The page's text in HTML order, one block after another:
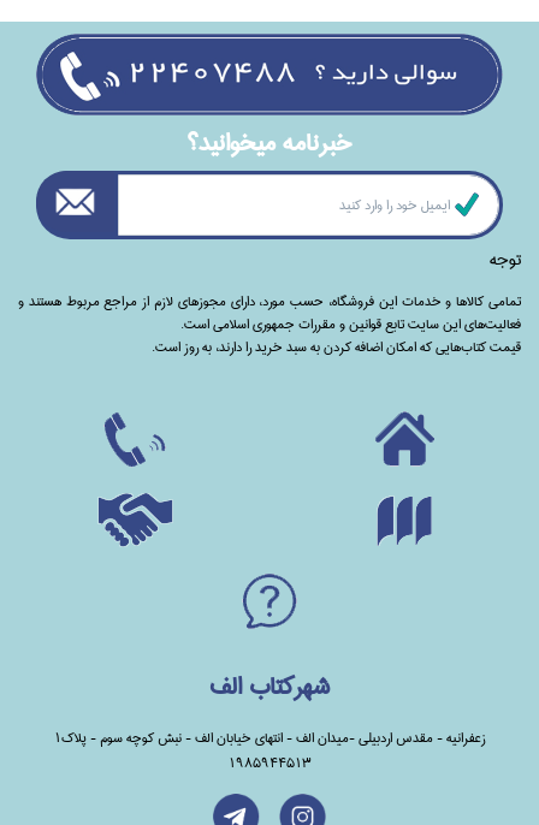
خبرنامه ميخوانيد؟
توجه
تمامی‌ کالاها و خدمات این فروشگاه، حسب مورد،‌ دارای مجوزهای لازم از مراجع مربوط هستند ‌و‌‌
فعالیت‌های این سایت تابع قوانین و مقررات جمهوری اسلامی است.
قیمت کتاب‌هایی که امکان اضافه کردن به سبد خرید را دارند،‌ به روز است.
شهرکتاب الف
زعفرانیه - مقدس اردبیلی -میدان الف - انتهای خیابان الف - نبش کوچه سوم - پلاک1
1985944513